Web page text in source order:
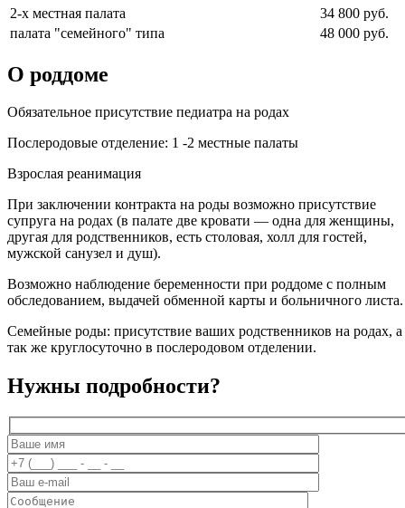
2-х местная палата
34 800 руб.
палата "семейного" типа
48 000 руб.
О роддоме
Обязательное присутствие педиатра на родах
Послеродовые отделение: 1 -2 местные палаты
Взрослая реанимация
При заключении контракта на роды возможно присутствие
супруга на родах (в палате две кровати — одна для женщины,
другая для родственников, есть столовая, холл для гостей,
мужской санузел и душ).
Возможно наблюдение беременности при роддоме с полным
обследованием, выдачей обменной карты и больничного листа.
Семейные роды: присутствие ваших родственников на родах, а
так же круглосуточно в послеродовом отделении.
Нужны подробности?